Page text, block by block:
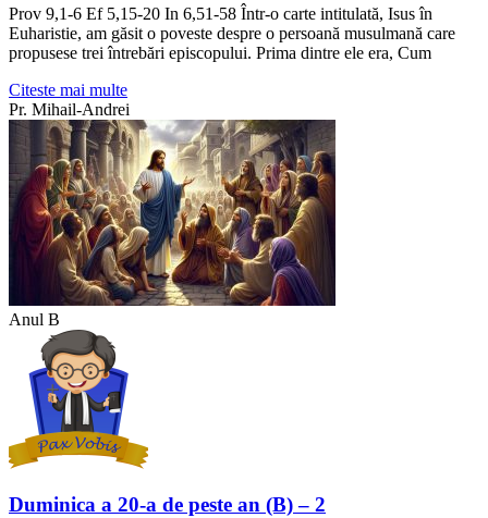
Prov 9,1-6 Ef 5,15-20 In 6,51-58 Într-o carte intitulată, Isus în
Euharistie, am găsit o poveste despre o persoană musulmană care
propusese trei întrebări episcopului. Prima dintre ele era, Cum
Citeste mai multe
Pr. Mihail-Andrei
Anul B
Duminica a 20-a de peste an (B) – 2